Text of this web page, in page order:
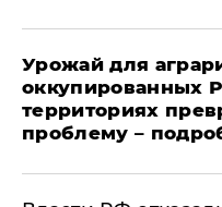
Урожай для
оккупированных
территориях
проблему –